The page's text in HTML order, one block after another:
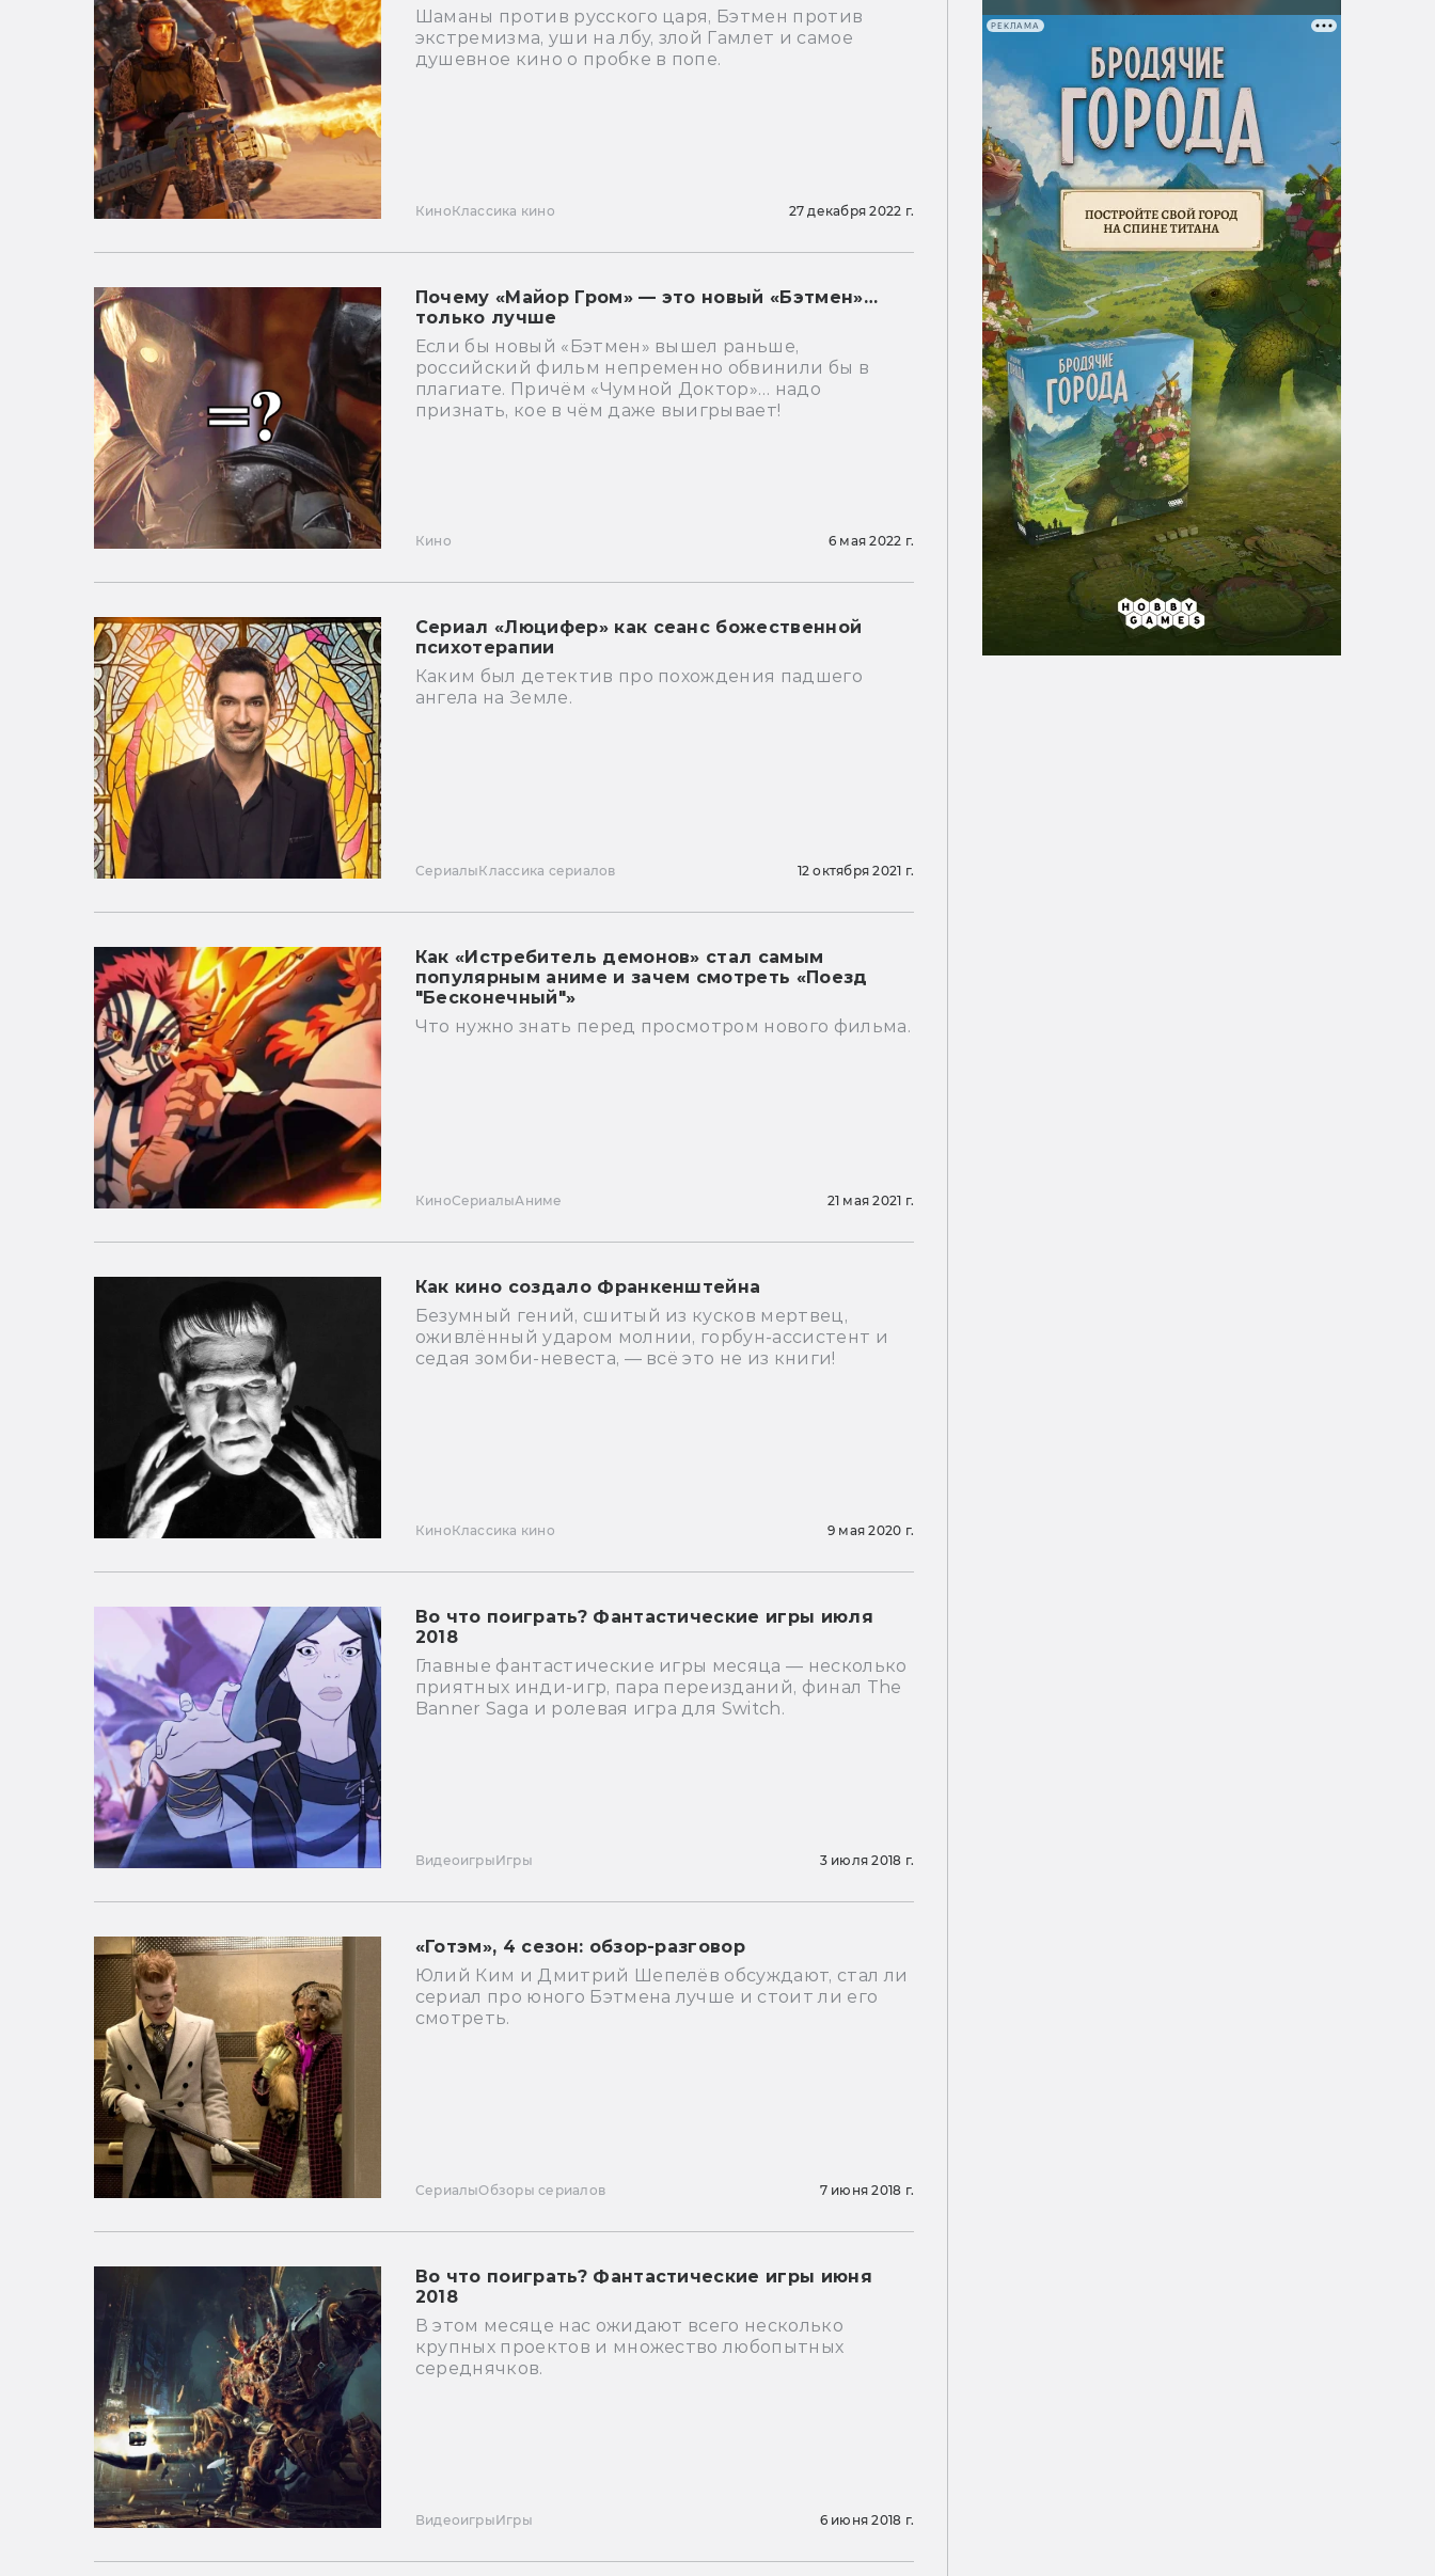
Шаманы против русского царя, Бэтмен против
экстремизма, уши на лбу, злой Гамлет и самое
душевное кино о пробке в попе.
КиноКлассика кино 27 декабря 2022 г.
Почему «Майор Гром» — это новый «Бэтмен»…
только лучше
Если бы новый «Бэтмен» вышел раньше,
российский фильм непременно обвинили бы в
плагиате. Причём «Чумной Доктор»… надо
признать, кое в чём даже выигрывает!
Кино 6 мая 2022 г.
Сериал «Люцифер» как сеанс божественной
психотерапии
Каким был детектив про похождения падшего
ангела на Земле.
СериалыКлассика сериалов 12 октября 2021 г.
Как «Истребитель демонов» стал самым
популярным аниме и зачем смотреть «Поезд
"Бесконечный"»
Что нужно знать перед просмотром нового фильма.
КиноСериалыАниме 21 мая 2021 г.
Как кино создало Франкенштейна
Безумный гений, сшитый из кусков мертвец,
оживлённый ударом молнии, горбун-ассистент и
седая зомби-невеста, — всё это не из книги!
КиноКлассика кино 9 мая 2020 г.
Во что поиграть? Фантастические игры июля
2018
Главные фантастические игры месяца — несколько
приятных инди-игр, пара переизданий, финал The
Banner Saga и ролевая игра для Switch.
ВидеоигрыИгры 3 июля 2018 г.
«Готэм», 4 сезон: обзор-разговор
Юлий Ким и Дмитрий Шепелёв обсуждают, стал ли
сериал про юного Бэтмена лучше и стоит ли его
смотреть.
СериалыОбзоры сериалов 7 июня 2018 г.
Во что поиграть? Фантастические игры июня
2018
В этом месяце нас ожидают всего несколько
крупных проектов и множество любопытных
середнячков.
ВидеоигрыИгры 6 июня 2018 г.
РЕКЛАМА